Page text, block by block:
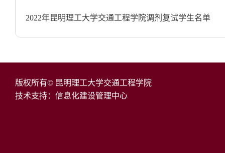
2022年昆明理工大学交通工程学院调剂复试学生名单
版权所有© 昆明理工大学交通工程学院
技术支持：信息化建设管理中心